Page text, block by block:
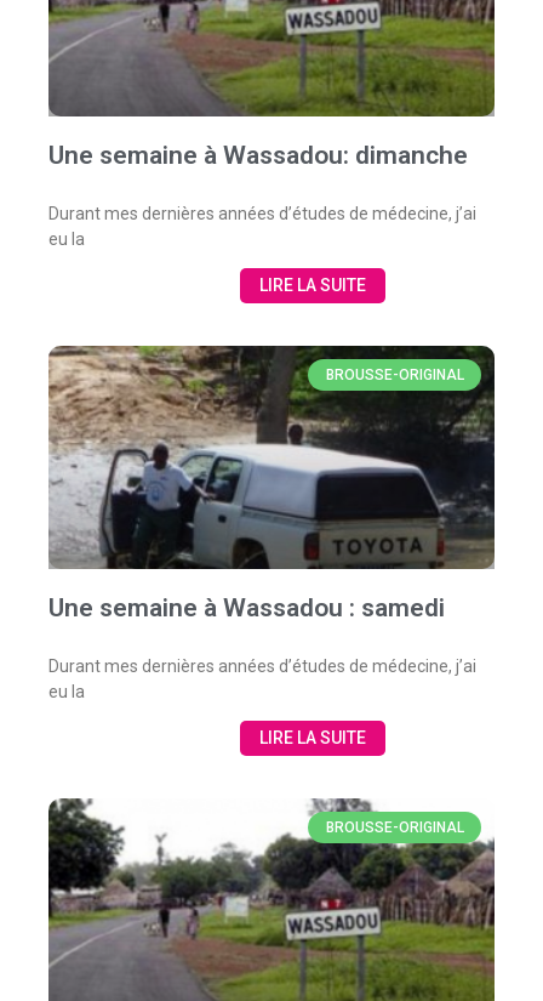
Une semaine à Wassadou: dimanche
Durant mes dernières années d’études de médecine, j’ai
eu la
LIRE LA SUITE
BROUSSE-ORIGINAL
Une semaine à Wassadou : samedi
Durant mes dernières années d’études de médecine, j’ai
eu la
LIRE LA SUITE
BROUSSE-ORIGINAL